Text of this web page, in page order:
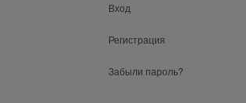
Вход
Регистрация
Забыли пароль?